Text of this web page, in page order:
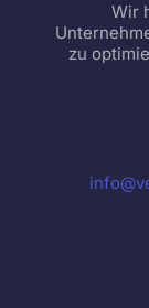
Wir
zu